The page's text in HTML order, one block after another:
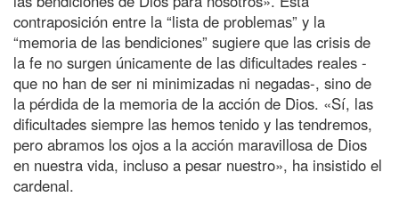
contraposición entre la “lista de problemas” y la
“memoria de las bendiciones” sugiere que las crisis de
la fe no surgen únicamente de las dificultades reales -
que no han de ser ni minimizadas ni negadas-, sino de
la pérdida de la memoria de la acción de Dios. «Sí, las
dificultades siempre las hemos tenido y las tendremos,
pero abramos los ojos a la acción maravillosa de Dios
en nuestra vida, incluso a pesar nuestro», ha insistido el
cardenal.